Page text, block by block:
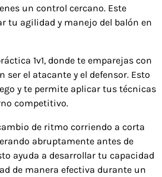
un control cercano. Este
tu agilidad y manejo del balón en
1v1, donde te emparejas con
ser el atacante y el defensor. Esto
y te permite aplicar tus técnicas
competitivo.
de ritmo corriendo a corta
abruptamente antes de
ayuda a desarrollar tu capacidad
de manera efectiva durante un